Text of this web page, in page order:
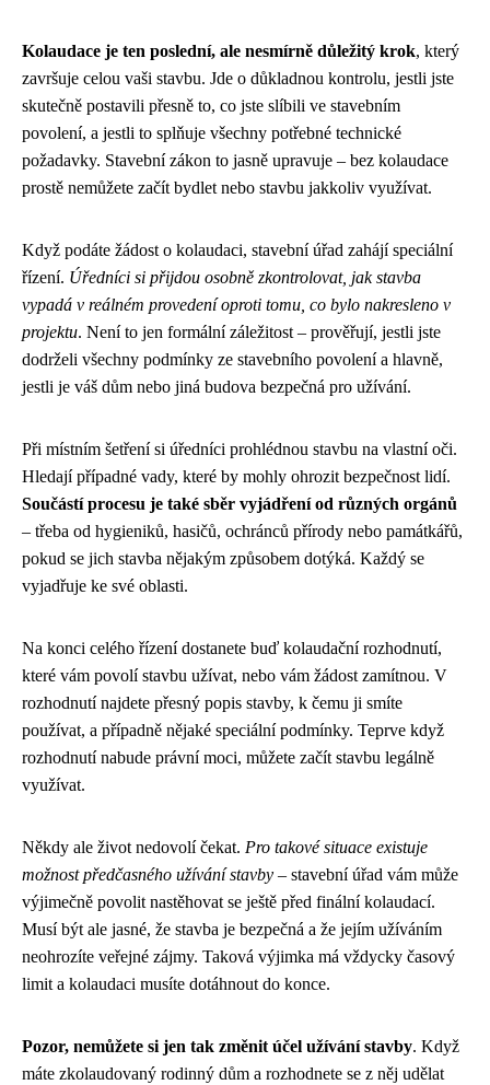
Kolaudace je ten poslední, ale nesmírně důležitý krok, který
završuje celou vaši stavbu. Jde o důkladnou kontrolu, jestli jste
skutečně postavili přesně to, co jste slíbili ve stavebním
povolení, a jestli to splňuje všechny potřebné technické
požadavky. Stavební zákon to jasně upravuje – bez kolaudace
prostě nemůžete začít bydlet nebo stavbu jakkoliv využívat.
Když podáte žádost o kolaudaci, stavební úřad zahájí speciální
řízení. Úředníci si přijdou osobně zkontrolovat, jak stavba
vypadá v reálném provedení oproti tomu, co bylo nakresleno v
projektu. Není to jen formální záležitost – prověřují, jestli jste
dodrželi všechny podmínky ze stavebního povolení a hlavně,
jestli je váš dům nebo jiná budova bezpečná pro užívání.
Při místním šetření si úředníci prohlédnou stavbu na vlastní oči.
Hledají případné vady, které by mohly ohrozit bezpečnost lidí.
Součástí procesu je také sběr vyjádření od různých orgánů
– třeba od hygieniků, hasičů, ochránců přírody nebo památkářů,
pokud se jich stavba nějakým způsobem dotýká. Každý se
vyjadřuje ke své oblasti.
Na konci celého řízení dostanete buď kolaudační rozhodnutí,
které vám povolí stavbu užívat, nebo vám žádost zamítnou. V
rozhodnutí najdete přesný popis stavby, k čemu ji smíte
používat, a případně nějaké speciální podmínky. Teprve když
rozhodnutí nabude právní moci, můžete začít stavbu legálně
využívat.
Někdy ale život nedovolí čekat. Pro takové situace existuje
možnost předčasného užívání stavby – stavební úřad vám může
výjimečně povolit nastěhovat se ještě před finální kolaudací.
Musí být ale jasné, že stavba je bezpečná a že jejím užíváním
neohrozíte veřejné zájmy. Taková výjimka má vždycky časový
limit a kolaudaci musíte dotáhnout do konce.
Pozor, nemůžete si jen tak změnit účel užívání stavby. Když
máte zkolaudovaný rodinný dům a rozhodnete se z něj udělat